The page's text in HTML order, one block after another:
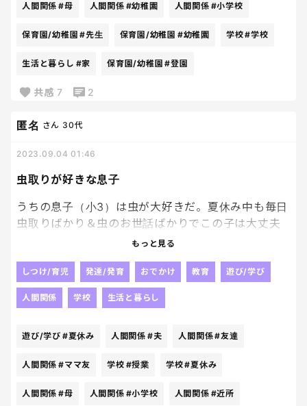
人間関係 #母 人間関係 #幼稚園 人間関係 #小学校
保育園/幼稚園 #先生 保育園/幼稚園 #幼稚園 学校#学校
生活と暮らし #家 保育園/幼稚園 #登園
共感 7 2
虫取りが好きな息子
匿名 さん 30代
2023.09.04 01:46
うちの息子（小3）は虫が大好きだ。夏休み中も毎日
虫取りばかり＆虫のお世話ばかりでこの子は大丈夫
なんだろうか？と心配していたのだが、近所のママ
『◯◯君（うちの息子）、小学校でも率先して生き
物のお世話係をしてくれてたり、みんなが知らない
虫のことを昆虫図鑑を見せながら面白く説明してく
表する時にもとっても詳しくてクラスのみんながとて
ね！』だそうな。そうなのか息子よ？家の様子だけ
見てるとただのマニアというかコレクターという
もっと見る
しつけ/育児 発達/発育 おでかけ 教育 遊び/学び
人間関係 学校 生活と暮らし
遊び/学び #夏休み 人間関係 #夫 人間関係#友達
人間関係 #ママ友 学校 #授業 学校#夏休み
人間関係 #母 人間関係 #小学校 人間関係 #近所